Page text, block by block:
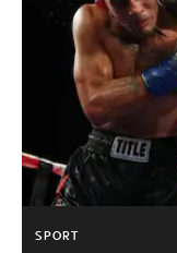
SPORT